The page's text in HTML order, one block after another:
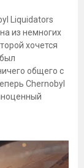
Liquidators
из немногих
хочется
общего с
Chernobyl